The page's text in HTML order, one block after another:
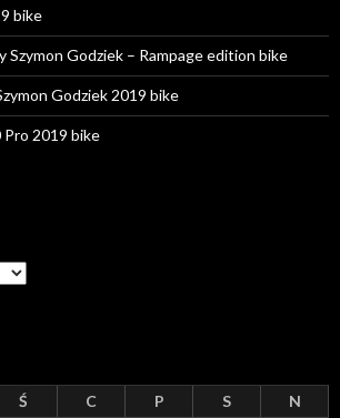
bike
Szymon Godziek – Rampage edition bike
Godziek 2019 bike
Pro 2019 bike
Ś C P S N